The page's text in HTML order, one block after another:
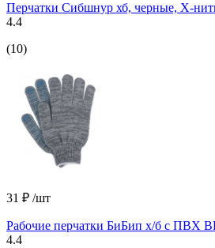
Перчатки Сибшнур хб, черные, Х-
4.4
(10)
31 ₽ /шт
Рабочие перчатки БиБип х/б с ПВХ
4.4